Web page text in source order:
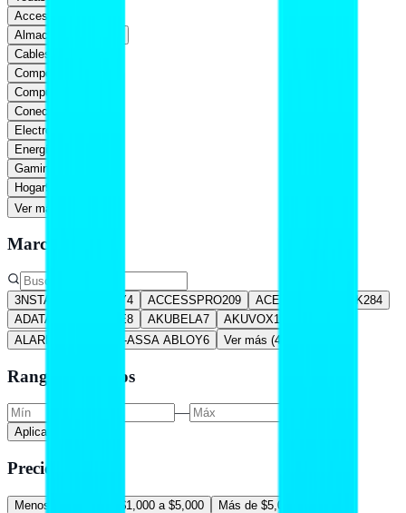
Accesorios
Almacenamiento
Cables
Componentes
Computadoras
Conectividad
Electrónica
Energía
Gaming
Hogar94
Ver más (
Marca
3NSTAR ABLOY4 ACCESSPRO209 ACER ACTECK284
ADATA
AFORE8 AKUBELA7 AKUVOX13
ALARM CONTROLS-ASSA ABLOY6 Ver más (461
Rango de precios
—
Aplicar precio
Precios
Menos de $1,000 $1,000 a $5,000
Más de $5,000